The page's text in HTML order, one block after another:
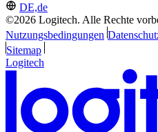
DE,de
©2026 Logitech. Alle Rechte
Nutzungsbedingungen
Sitemap
Logitech